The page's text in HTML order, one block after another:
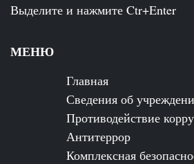
Выделите и нажмите Ctr+Enter
МЕНЮ
Главная
Сведения об
Противодействие
Антитеррор
Комплексная